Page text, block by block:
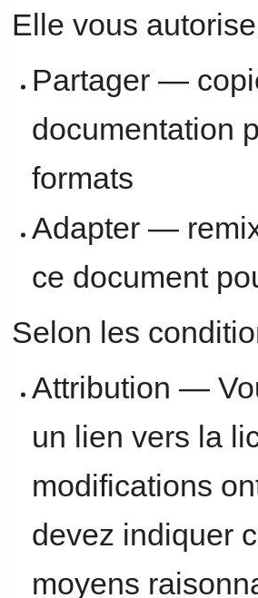
Elle vous
Partager —
documentation
formats
Adapter —
ce document
Selon les
Attribution —
un lien vers la
modifications
devez indiquer
moyens